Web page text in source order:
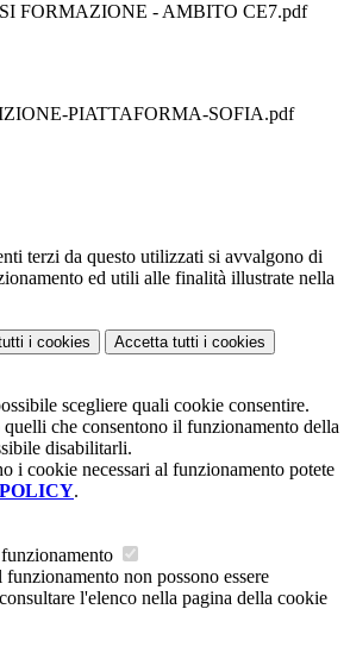
FORMAZIONE - AMBITO CE7.pdf
PIATTAFORMA-SOFIA.pdf
terzi da questo utilizzati si avvalgono di
ed utili alle finalità illustrate nella
i cookies Accetta tutti i cookies
scegliere quali cookie consentire.
che consentono il funzionamento della
disabilitarli.
i cookie necessari al funzionamento potete
.
non possono essere
l'elenco nella pagina della cookie